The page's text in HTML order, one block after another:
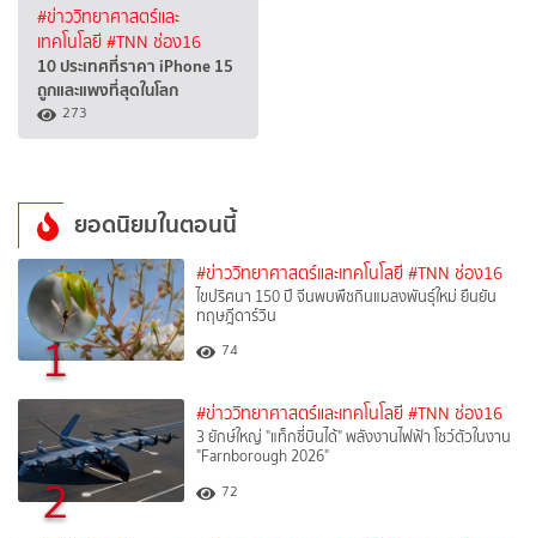
#ข่าววิทยาศาสตร์และ
เทคโนโลยี#TNN ช่อง16
10 ประเทศที่ราคา iPhone 15
ถูกและแพงที่สุดในโลก
273
ยอดนิยมในตอนนี้
1
#ข่าววิทยาศาสตร์และเทคโนโลยี #TNN ช่อง16
ไขปริศนา 150 ปี จีนพบพืชกินแมลงพันธุ์ใหม่ ยืนยัน
ทฤษฎีดาร์วิน
74
2
#ข่าววิทยาศาสตร์และเทคโนโลยี #TNN ช่อง16
3 ยักษ์ใหญ่ "แท็กซี่บินได้" พลังงานไฟฟ้า โชว์ตัวในงาน
"Farnborough 2026"
72